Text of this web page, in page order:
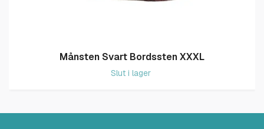
Månsten Svart Bordssten XXXL
Slut i lager